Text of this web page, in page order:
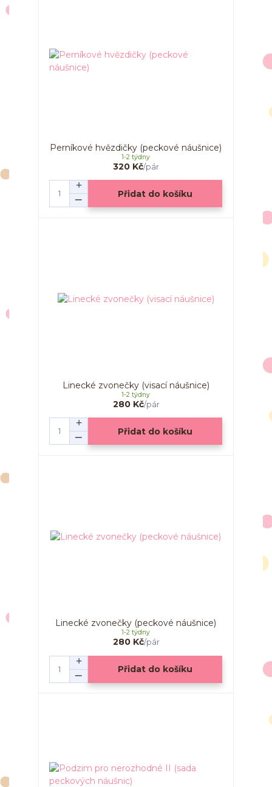
Perníkové hvězdičky (peckové náušnice)
320 Kč/pár
1-2 týdny
Přidat do košíku
Linecké zvonečky (visací náušnice)
280 Kč/pár
1-2 týdny
Přidat do košíku
Linecké zvonečky (peckové náušnice)
280 Kč/pár
1-2 týdny
Přidat do košíku